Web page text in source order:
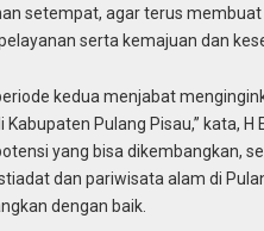
setempat, agar terus
serta kemajuan dan
kedua menjabat
Pulang Pisau,” kata, H
yang bisa dikembangkan,
dan pariwisata alam di
dengan baik.